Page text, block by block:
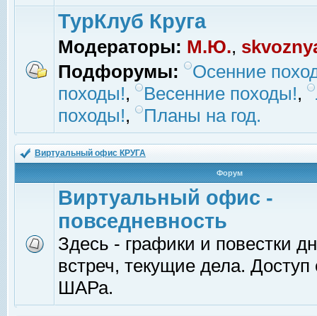
ТурКлуб Круга
Модераторы: М.Ю.,
Подфорумы:
Осенние
походы!, Весенние походы!,
походы!, Планы на год.
Виртуальный офис КРУГА
Форум
Виртуальный офис -
повседневность
Здесь - графики и повестки
встреч, текущие дела.
ШАРа.